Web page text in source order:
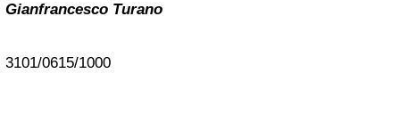
Gianfrancesco Turano
3101/0615/1000